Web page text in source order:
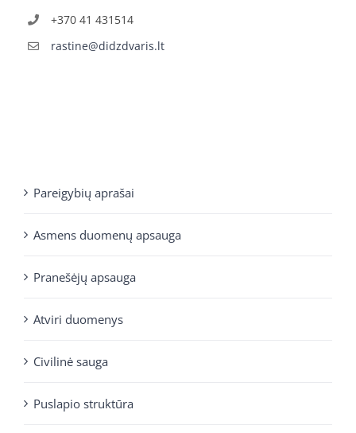
+370 41 431514
rastine@didzdvaris.lt
Pareigybių aprašai
Asmens duomenų apsauga
Pranešėjų apsauga
Atviri duomenys
Civilinė sauga
Puslapio struktūra